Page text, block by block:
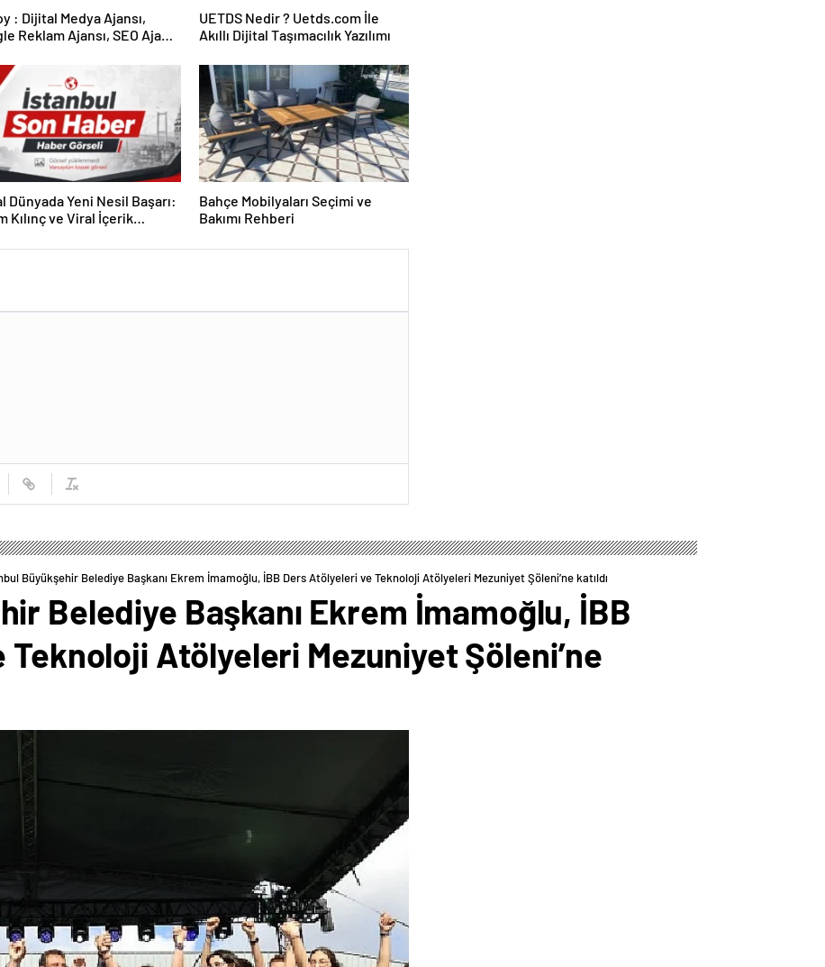
Reklam Ajansı, SEO Ajansı
UETDS Nedir ? Uetds.com İle
Akıllı Dijital Taşımacılık Yazılımı
Dünyada Yeni Nesil Başarı:
Kılınç ve Viral İçerik
Bahçe Mobilyaları Seçimi ve
Bakımı Rehberi
Büyükşehir Belediye Başkanı Ekrem İmamoğlu, İBB Ders Atölyeleri ve Teknoloji Atölyeleri Mezuniyet Şöleni’ne katıldı
Belediye Başkanı Ekrem İmamoğlu, İBB
Atölyeleri Mezuniyet Şöleni’ne